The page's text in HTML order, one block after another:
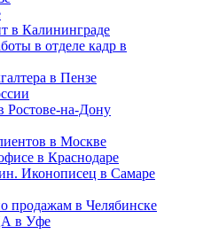
в Калининграде
в отделе кадр в
в Пензе
Ростове-на-Дону
в Москве
в Краснодаре
Иконописец в Самаре
продажам в Челябинске
в Уфе